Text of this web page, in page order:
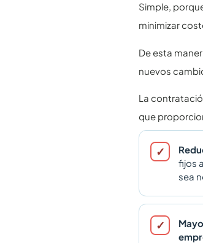
Simple,
minimizar
De esta
nuevos
La
que
fijos
sea